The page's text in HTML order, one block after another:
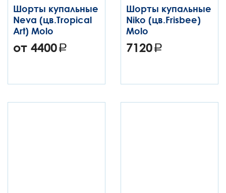
Шорты купальные
Neva (цв.Tropical
Art) Molo
от 4400
Шорты купальные
Niko (цв.Frisbee)
Molo
7120